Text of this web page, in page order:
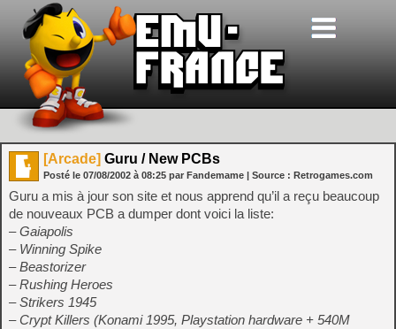
[Arcade] Guru / New PCBs
Posté le 07/08/2002 à 08:25 par Fandemame | Source : Retrogames.com
Guru a mis à jour son site et nous apprend qu’il a reçu beaucoup
de nouveaux PCB a dumper dont voici la liste:
– Gaiapolis
– Winning Spike
– Beastorizer
– Rushing Heroes
– Strikers 1945
– Crypt Killers (Konami 1995, Playstation hardware + 540M